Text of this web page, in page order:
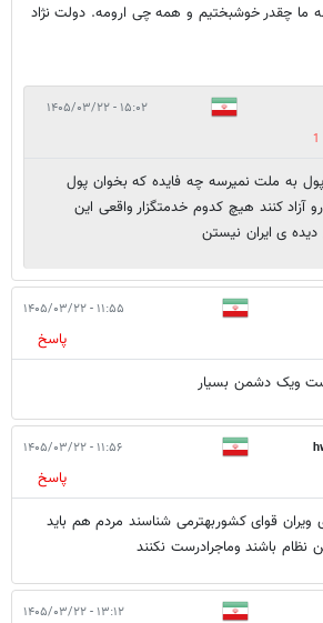
ما چقدر خوشبختیم و همه چی ارومه. دولت نژاد
۱۵:۰۲ - ۱۴۰۵/۰۳/۲۲
1
پول به ملت نمیرسه چه فایده که بخوان پول
آزاد کنند هیچ کدوم خدمتگزار واقعی این
ی ایران نیستن
۱۱:۵۵ - ۱۴۰۵/۰۳/۲۲
پاسخ
ویک دشمن بسیار
۱۱:۵۶ - ۱۴۰۵/۰۳/۲۲
پاسخ
قوای کشوربهترمی شناسند مردم هم باید
نظام باشند وماجرادرست نکنند
۱۳:۱۲ - ۱۴۰۵/۰۳/۲۲